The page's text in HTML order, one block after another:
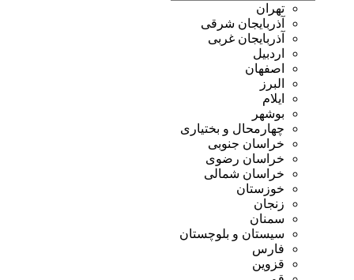
تهران
آذربایجان شرقی
آذربایجان غربی
اردبیل
اصفهان
البرز
ایلام
بوشهر
چهارمحال و بختیاری
خراسان جنوبی
خراسان رضوی
خراسان شمالی
خوزستان
زنجان
سمنان
سیستان و بلوچستان
فارس
قزوین